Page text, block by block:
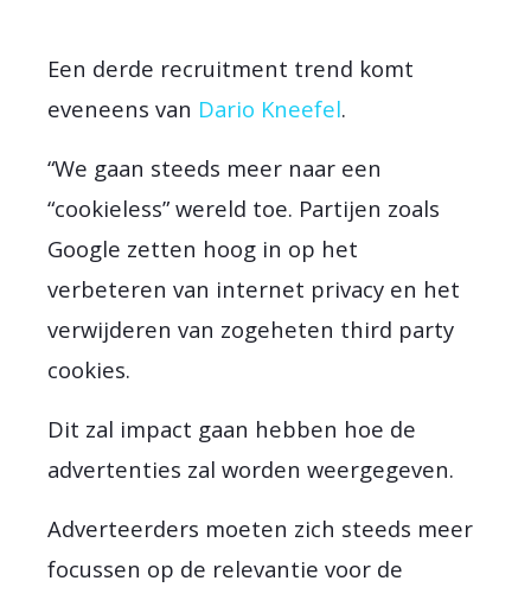
Een derde recruitment trend komt
eveneens van Dario Kneefel.
“We gaan steeds meer naar een
“cookieless” wereld toe. Partijen zoals
Google zetten hoog in op het
verbeteren van internet privacy en het
verwijderen van zogeheten third party
cookies.
Dit zal impact gaan hebben hoe de
advertenties zal worden weergegeven.
Adverteerders moeten zich steeds meer
focussen op de relevantie voor de